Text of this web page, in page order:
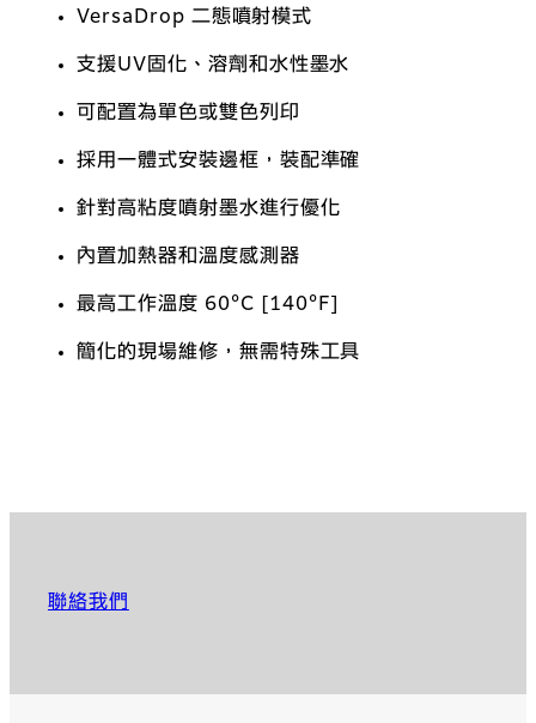
VersaDrop 二態噴射模式
支援UV固化、溶劑和水性墨水
可配置為單色或雙色列印
採用一體式安裝邊框，裝配準確
針對高粘度噴射墨水進行優化
內置加熱器和溫度感測器
最高工作溫度 60°C [140°F]
簡化的現場維修，無需特殊工具
聯絡我們